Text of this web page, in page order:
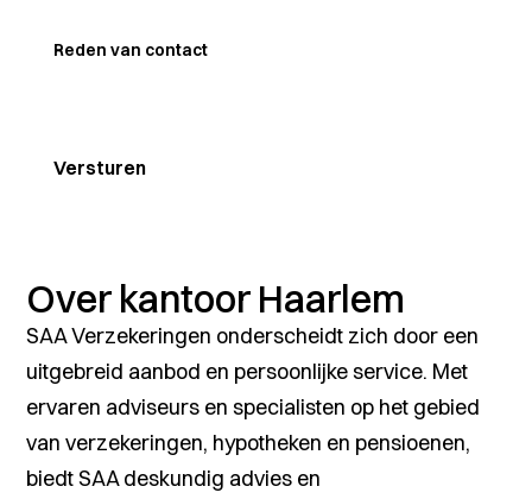
Over kantoor Haarlem
SAA Verzekeringen onderscheidt zich door een
uitgebreid aanbod en persoonlijke service. Met
ervaren adviseurs en specialisten op het gebied
van verzekeringen, hypotheken en pensioenen,
biedt SAA deskundig advies en
Reden van contact